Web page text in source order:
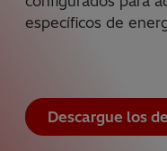
específicos de
Descargue los